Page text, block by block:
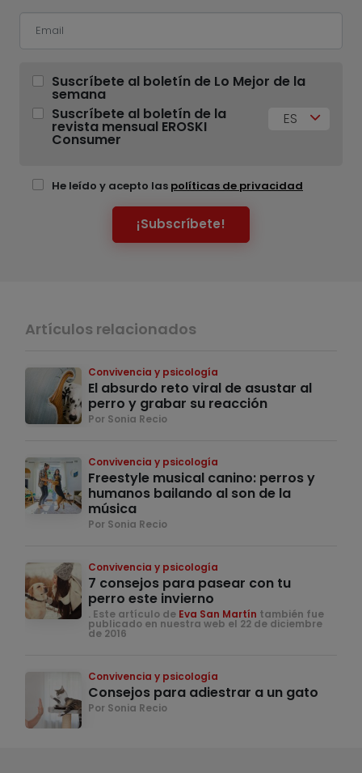
Suscríbete al boletín de Lo Mejor de la
semana
Suscríbete al boletín de la
revista mensual EROSKI
Consumer
ES
He leído y acepto las políticas de privacidad
¡Subscríbete!
Artículos relacionados
Convivencia y psicología
El absurdo reto viral de asustar al
perro y grabar su reacción
Por Sonia Recio
Convivencia y psicología
Freestyle musical canino: perros y
humanos bailando al son de la
música
Por Sonia Recio
Convivencia y psicología
7 consejos para pasear con tu
perro este invierno
. Este artículo de Eva San Martín también fue
publicado en nuestra web el 22 de diciembre
de 2016
Convivencia y psicología
Consejos para adiestrar a un gato
Por Sonia Recio